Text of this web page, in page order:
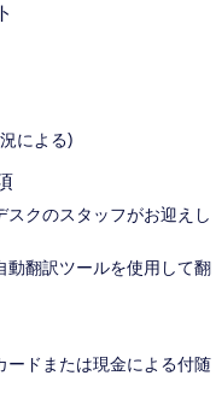
による)
クのスタッフがお迎えし
動翻訳ツールを使用して翻
ードまたは現金による付随